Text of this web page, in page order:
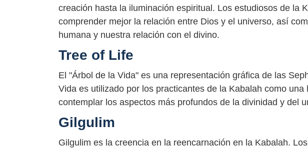
creación hasta la iluminación espiritual. Los estudiosos de la
comprender mejor la relación entre Dios y el universo, así
humana y nuestra relación con el divino.
Tree of Life
El "Árbol de la Vida" es una representación gráfica de las
Vida es utilizado por los practicantes de la Kabalah como
contemplar los aspectos más profundos de la divinidad y del
Gilgulim
Gilgulim es la creencia en la reencarnación en la Kabalah.